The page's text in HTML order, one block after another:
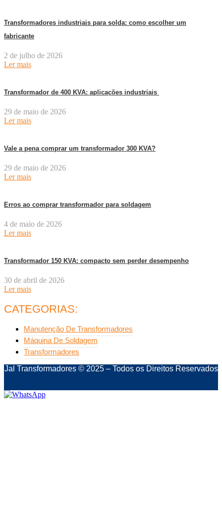
Transformadores industriais para solda: como escolher um
fabricante
2 de julho de 2026
Ler mais
Transformador de 400 KVA: aplicações industriais
29 de maio de 2026
Ler mais
Vale a pena comprar um transformador 300 KVA?
29 de maio de 2026
Ler mais
Erros ao comprar transformador para soldagem
4 de maio de 2026
Ler mais
Transformador 150 KVA: compacto sem perder desempenho
30 de abril de 2026
Ler mais
CATEGORIAS:
Manutenção De Transformadores
Máquina De Soldagem
Transformadores
Jal Transformadores © 2025 – Todos os Direitos Reservados